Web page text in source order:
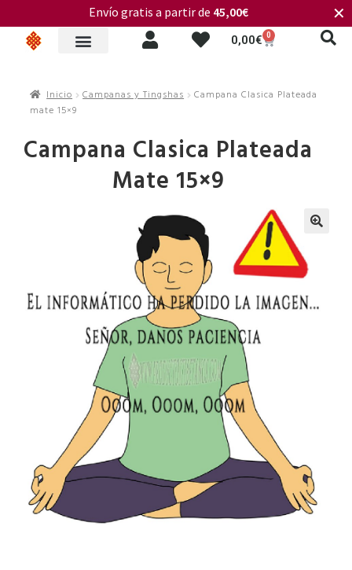
0,00€ 0
Envío gratis a partir de 45,00€ ✕
Inicio Campanas y Tingshas
Campana Clasica Plateada
mate 15×9
Campana Clasica Plateada
Mate 15×9